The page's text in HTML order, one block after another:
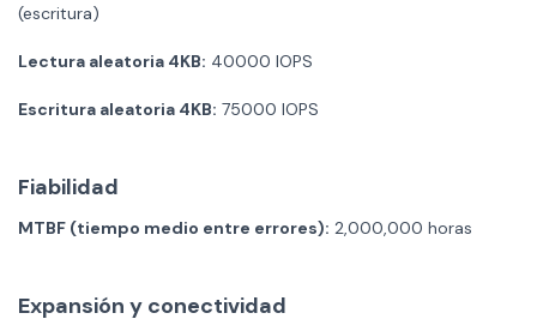
(escritura)
Lectura aleatoria 4KB: 40000 IOPS
Escritura aleatoria 4KB: 75000 IOPS
Fiabilidad
MTBF (tiempo medio entre errores): 2,000,000 horas
Expansión y conectividad